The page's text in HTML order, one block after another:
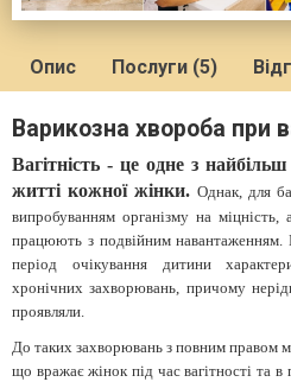
Опис Послуги (5)
Варикозна хвороба при
Вагітність - це одне з
житті кожної жінки. Однак, для
випробуванням організму на
працюють з подвійним
період очікування дитини
хронічних захворювань, причому
проявляли.
До таких захворювань з повним правом
що вражає жінок під час вагітності та